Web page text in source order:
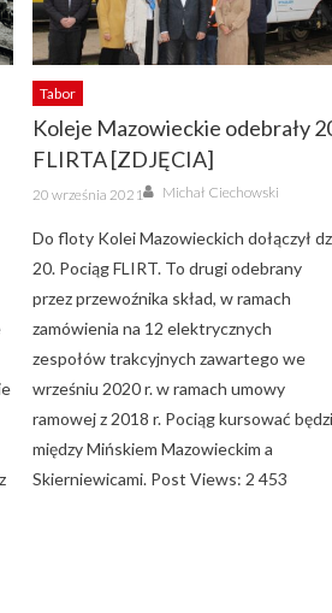
Tabor
Koleje Mazowieckie odebrały
FLIRTA [ZDJĘCIA]
Posted
on
20 września 2021 Author
Michał Ciechowski
Do floty Kolei Mazowieckich dołączył
20. Pociąg FLIRT. To drugi odebrany
przez przewoźnika skład, w ramach
zamówienia na 12 elektrycznych
zespołów trakcyjnych zawartego we
wrześniu 2020 r. w ramach umowy
ramowej z 2018 r. Pociąg kursować
między Mińskiem Mazowieckim a
Skierniewicami. Post Views: 2 453